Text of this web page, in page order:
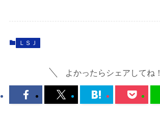
ＬＳＪ
よかったらシェアしてね！